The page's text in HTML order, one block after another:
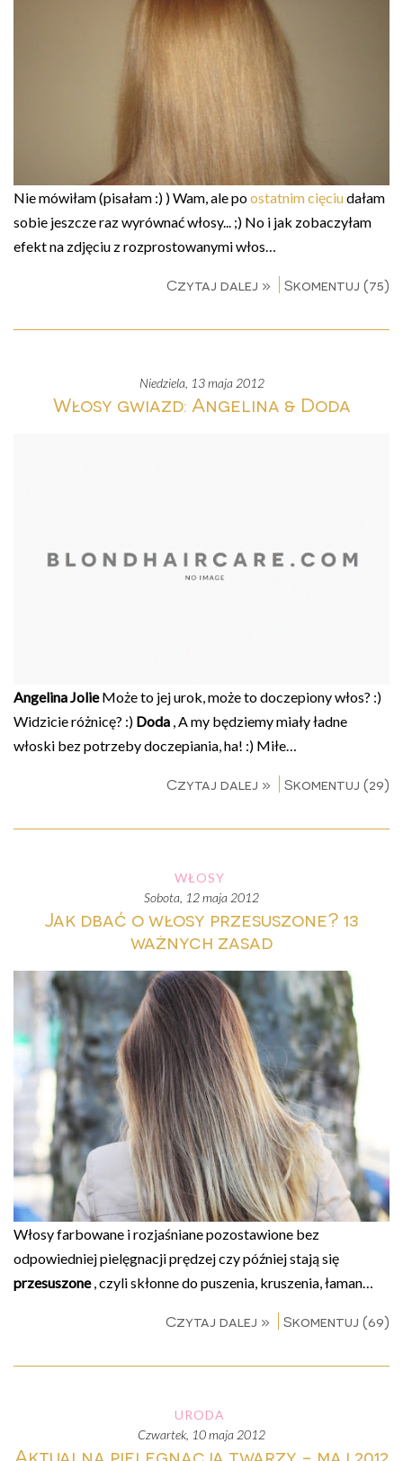
Nie mówiłam (pisałam :) ) Wam, ale poostatnim cięciudałam
sobie jeszcze raz wyrównać włosy... ;) No i jak zobaczyłam
efekt na zdjęciu z rozprostowanymi włos…
Czytaj dalej » Skomentuj (75)
niedziela, 13 maja 2012
Włosy gwiazd: Angelina & Doda
Angelina JolieMoże to jej urok, może to doczepiony włos? :)
Widzicie różnicę? :) Doda , A my będziemy miały ładne
włoski bez potrzeby doczepiania, ha! :) Miłe…
Czytaj dalej » Skomentuj (29)
WŁOSY
sobota, 12 maja 2012
Jak dbać o włosy przesuszone? 13
ważnych zasad
Włosy farbowane i rozjaśniane pozostawione bez
odpowiedniej pielęgnacji prędzej czy później stają się
przesuszone, czyli skłonne do puszenia, kruszenia, łaman…
Czytaj dalej » Skomentuj (69)
URODA
czwartek, 10 maja 2012
Aktualna pielęgnacja twarzy - maj 2012